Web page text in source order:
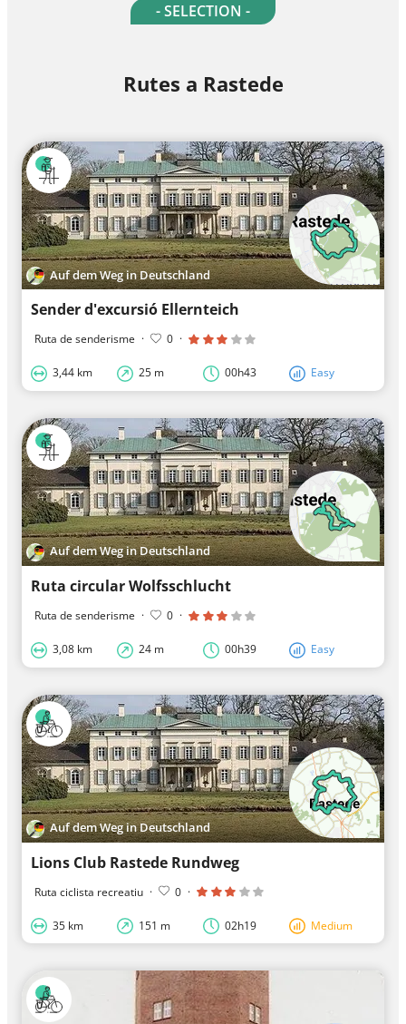
- SELECTION -
Rutes a Rastede
Auf dem Weg in Deutschland
Sender d'excursió Ellernteich
Ruta de senderisme · 0 ·
3,44 km 25 m 00h43 Easy
Auf dem Weg in Deutschland
Ruta circular Wolfsschlucht
Ruta de senderisme · 0 ·
3,08 km 24 m 00h39 Easy
Auf dem Weg in Deutschland
Lions Club Rastede Rundweg
Ruta ciclista recreatiu · 0 ·
35 km 151 m 02h19 Medium